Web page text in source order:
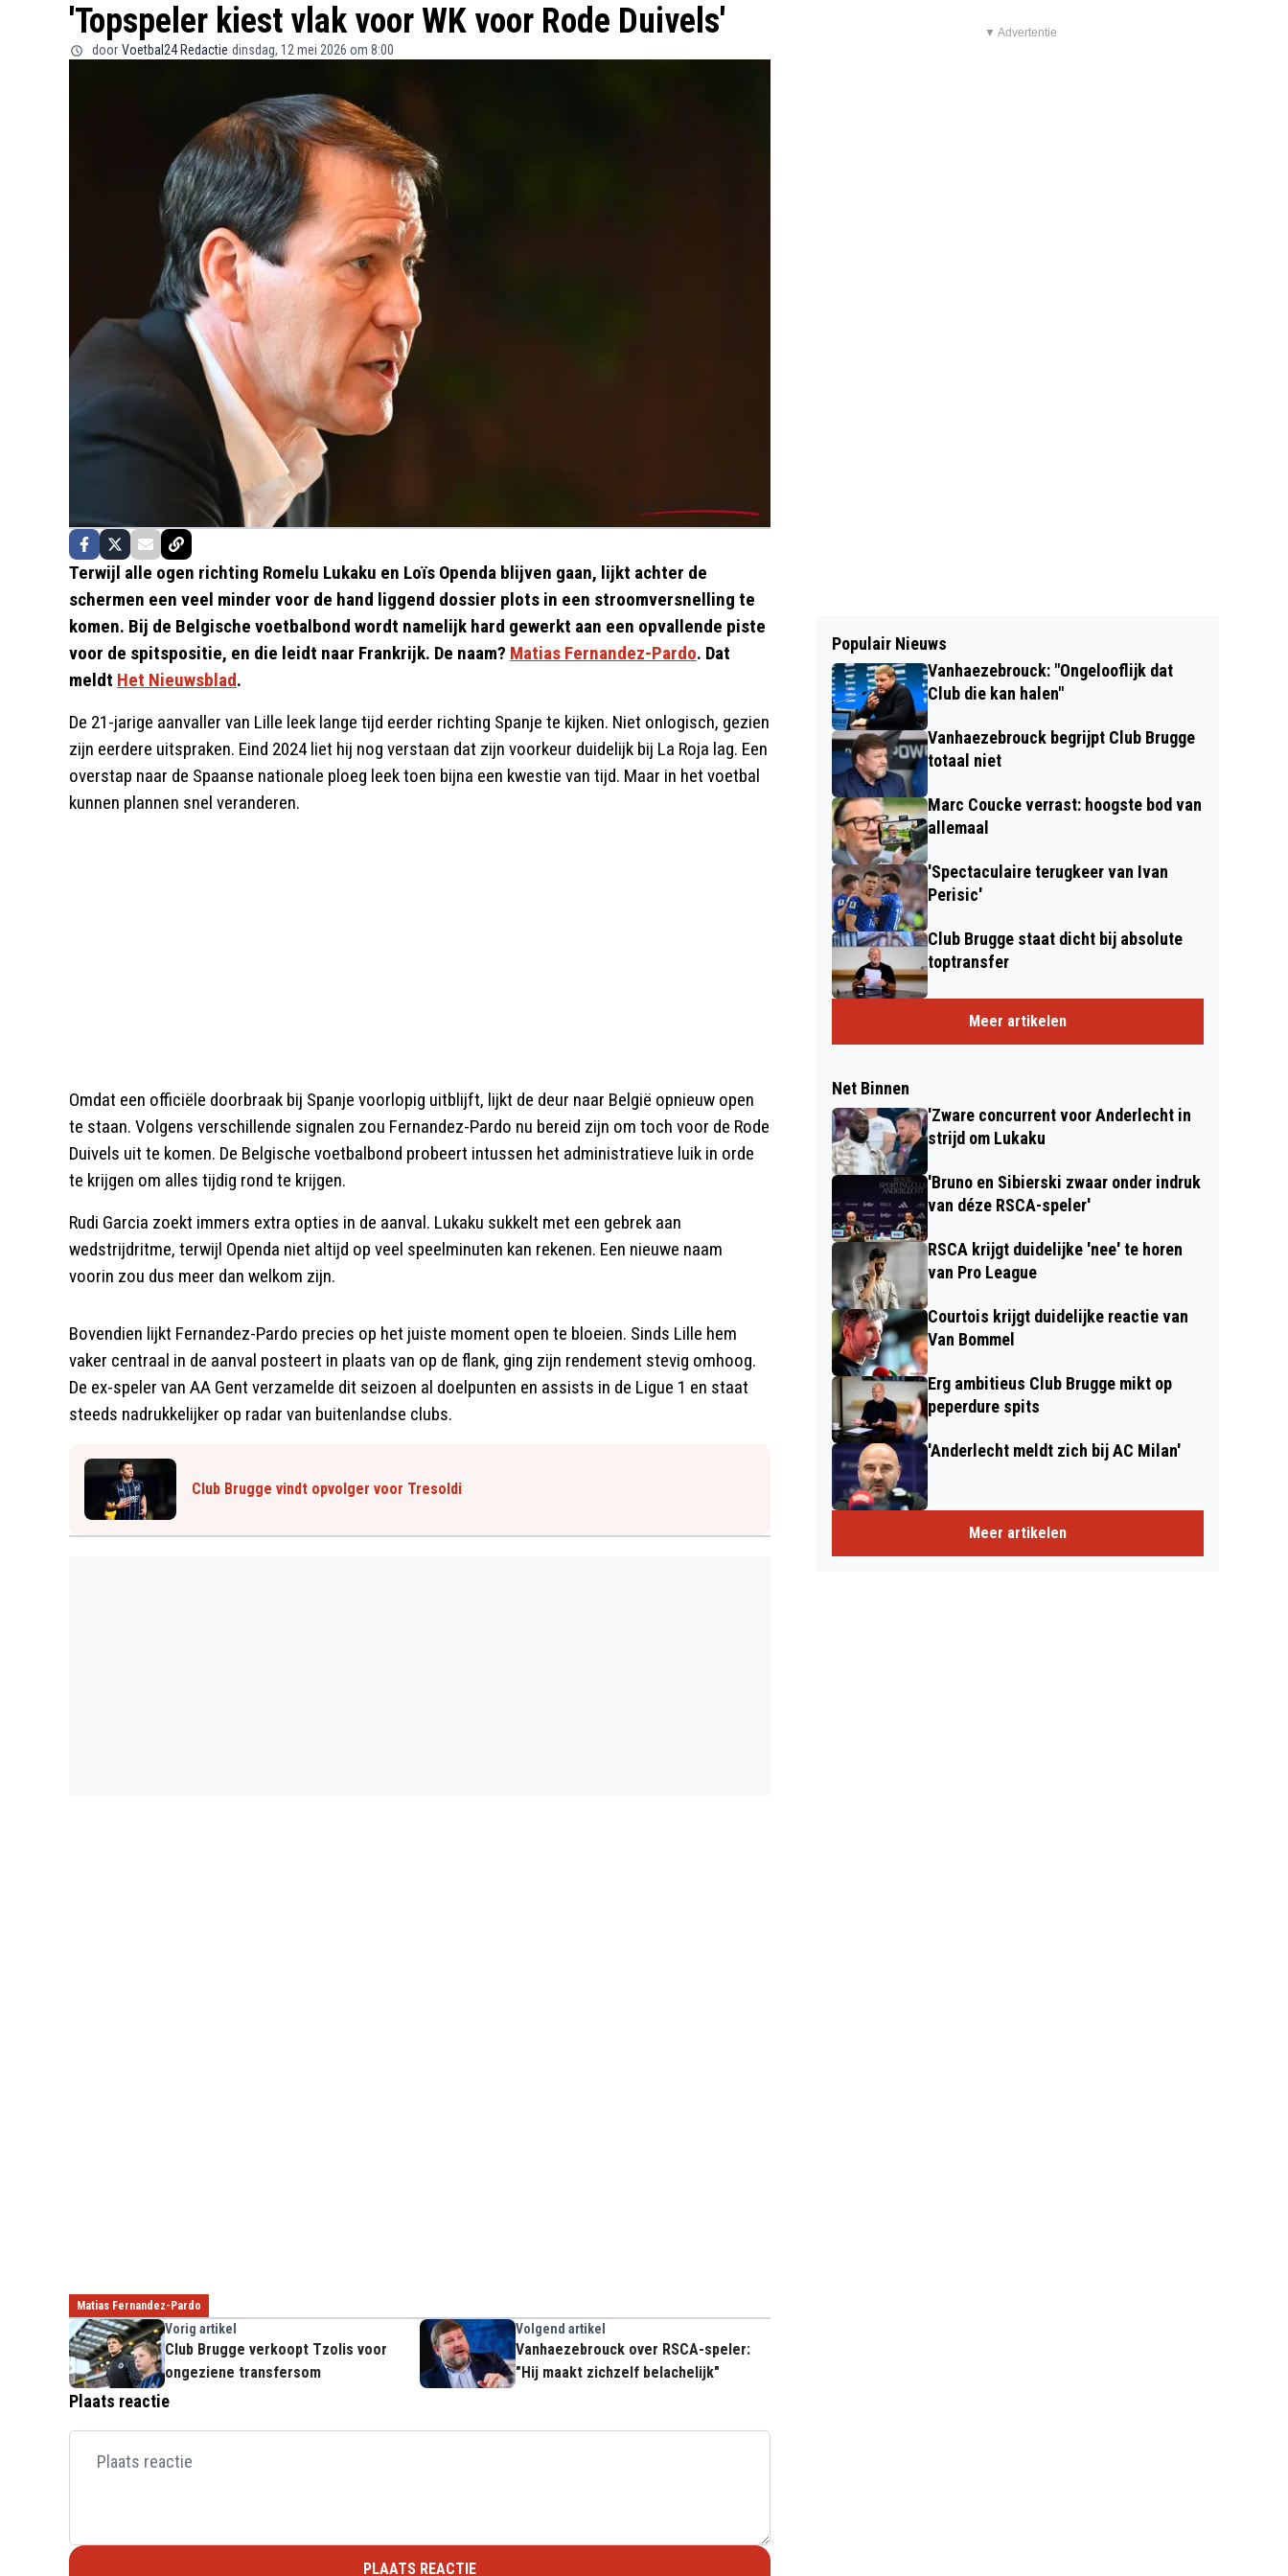
'Topspeler kiest vlak voor WK voor Rode Duivels'
door Voetbal24 Redactie dinsdag, 12 mei 2026 om 8:00
Terwijl alle ogen richting Romelu Lukaku en Loïs Openda blijven gaan, lijkt achter de
schermen een veel minder voor de hand liggend dossier plots in een stroomversnelling te
komen. Bij de Belgische voetbalbond wordt namelijk hard gewerkt aan een opvallende piste
voor de spitspositie, en die leidt naar Frankrijk. De naam? Matias Fernandez-Pardo. Dat
meldt Het Nieuwsblad.
De 21-jarige aanvaller van Lille leek lange tijd eerder richting Spanje te kijken. Niet onlogisch, gezien
zijn eerdere uitspraken. Eind 2024 liet hij nog verstaan dat zijn voorkeur duidelijk bij La Roja lag. Een
overstap naar de Spaanse nationale ploeg leek toen bijna een kwestie van tijd. Maar in het voetbal
kunnen plannen snel veranderen.
Omdat een officiële doorbraak bij Spanje voorlopig uitblijft, lijkt de deur naar België opnieuw open
te staan. Volgens verschillende signalen zou Fernandez-Pardo nu bereid zijn om toch voor de Rode
Duivels uit te komen. De Belgische voetbalbond probeert intussen het administratieve luik in orde
te krijgen om alles tijdig rond te krijgen.
Rudi Garcia zoekt immers extra opties in de aanval. Lukaku sukkelt met een gebrek aan
wedstrijdritme, terwijl Openda niet altijd op veel speelminuten kan rekenen. Een nieuwe naam
voorin zou dus meer dan welkom zijn.
Bovendien lijkt Fernandez-Pardo precies op het juiste moment open te bloeien. Sinds Lille hem
vaker centraal in de aanval posteert in plaats van op de flank, ging zijn rendement stevig omhoog.
De ex-speler van AA Gent verzamelde dit seizoen al doelpunten en assists in de Ligue 1 en staat
steeds nadrukkelijker op radar van buitenlandse clubs.
Club Brugge vindt opvolger voor Tresoldi
Matias Fernandez-Pardo
Vorig artikel
Club Brugge verkoopt Tzolis voor
ongeziene transfersom
Volgend artikel
Vanhaezebrouck over RSCA-speler:
"Hij maakt zichzelf belachelijk"
Plaats reactie
PLAATS REACTIE
▼ Advertentie
Populair Nieuws
Vanhaezebrouck: "Ongelooflijk dat
Club die kan halen"
Vanhaezebrouck begrijpt Club Brugge
totaal niet
Marc Coucke verrast: hoogste bod van
allemaal
'Spectaculaire terugkeer van Ivan
Perisic'
Club Brugge staat dicht bij absolute
toptransfer
Meer artikelen
Net Binnen
'Zware concurrent voor Anderlecht in
strijd om Lukaku
'Bruno en Sibierski zwaar onder indruk
van déze RSCA-speler'
RSCA krijgt duidelijke 'nee' te horen
van Pro League
Courtois krijgt duidelijke reactie van
Van Bommel
Erg ambitieus Club Brugge mikt op
peperdure spits
'Anderlecht meldt zich bij AC Milan'
Meer artikelen